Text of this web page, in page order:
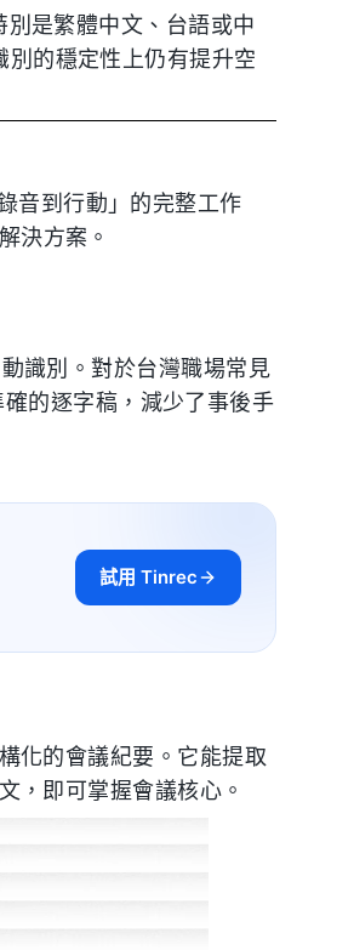
是繁體中文、台語或中
的穩定性上仍有提升空
音到行動」的完整工作
決方案。
識別。對於台灣職場常見
的逐字稿，減少了事後手
試用 Tinrec
化的會議紀要。它能提取
，即可掌握會議核心。